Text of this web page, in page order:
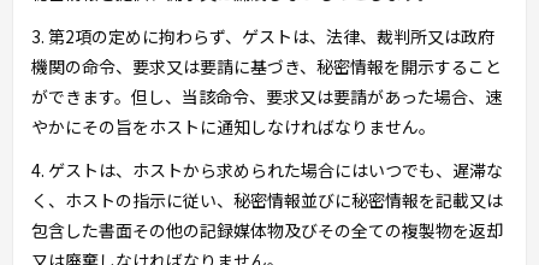
3. 第2項の定めに拘わらず、ゲストは、法律、裁判所又は政府
機関の命令、要求又は要請に基づき、秘密情報を開示すること
ができます。但し、当該命令、要求又は要請があった場合、速
やかにその旨をホストに通知しなければなりません。
4. ゲストは、ホストから求められた場合にはいつでも、遅滞な
く、ホストの指示に従い、秘密情報並びに秘密情報を記載又は
包含した書面その他の記録媒体物及びその全ての複製物を返却
又は廃棄しなければなりません。